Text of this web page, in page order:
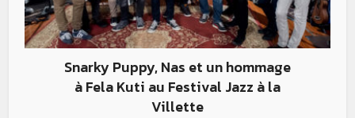
Snarky Puppy, Nas et un hommage
à Fela Kuti au Festival Jazz à la
Villette